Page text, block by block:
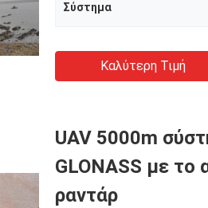
Σύστημα
Καλύτερη Τιμή
UAV 5000m
GLONASS με το
ραντάρ